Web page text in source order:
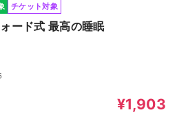
チケット対象
ード式 最高の睡眠
¥1,903